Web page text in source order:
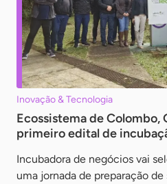
Inovação & Tecnologia
Ecossistema de Colombo,
primeiro edital de
Incubadora de negócios vai
uma jornada de preparação